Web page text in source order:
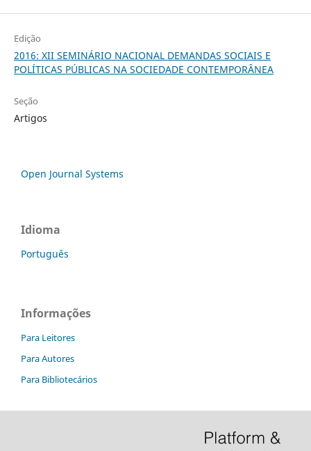
Edição
2016: XII SEMINÁRIO NACIONAL DEMANDAS SOCIAIS E
POLÍTICAS PÚBLICAS NA SOCIEDADE CONTEMPORÂNEA
Seção
Artigos
Open Journal Systems
Idioma
Português
Informações
Para Leitores
Para Autores
Para Bibliotecários